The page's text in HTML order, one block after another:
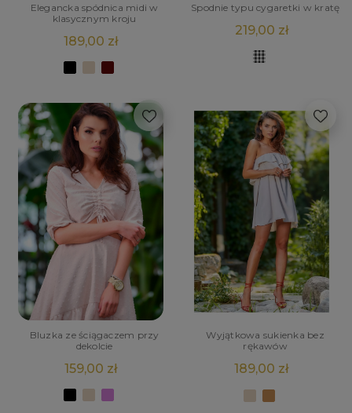
Elegancka spódnica midi w
klasycznym kroju
189,00 zł
Spodnie typu cygaretki w kratę
219,00 zł
Bluzka ze ściągaczem przy
dekolcie
159,00 zł
Wyjątkowa sukienka bez
rękawów
189,00 zł